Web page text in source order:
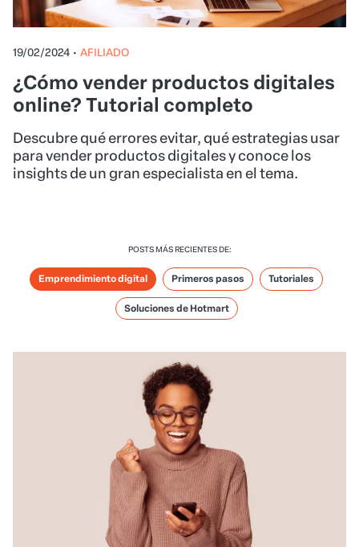
19/02/2024 • AFILIADO
¿Cómo vender productos digitales
online? Tutorial completo
Descubre qué errores evitar, qué estrategias usar
para vender productos digitales y conoce los
insights de un gran especialista en el tema.
POSTS MÁS RECIENTES DE:
Emprendimiento digital Primeros pasos Tutoriales
Soluciones de Hotmart